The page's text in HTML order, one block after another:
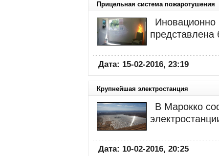
Прицельная система пожаротушения
Иновационно
представлена
Дата: 15-02-2016, 23:19
Крупнейшая электростанция
В Марокко
Дата: 10-02-2016, 20:25